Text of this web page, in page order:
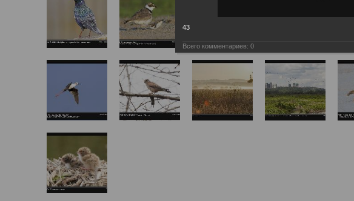
43
Всего комментариев: 0